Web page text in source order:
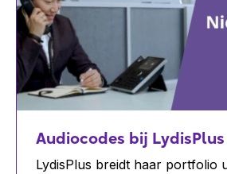
Audiocodes bij LydisPlus
LydisPlus breidt haar portfolio